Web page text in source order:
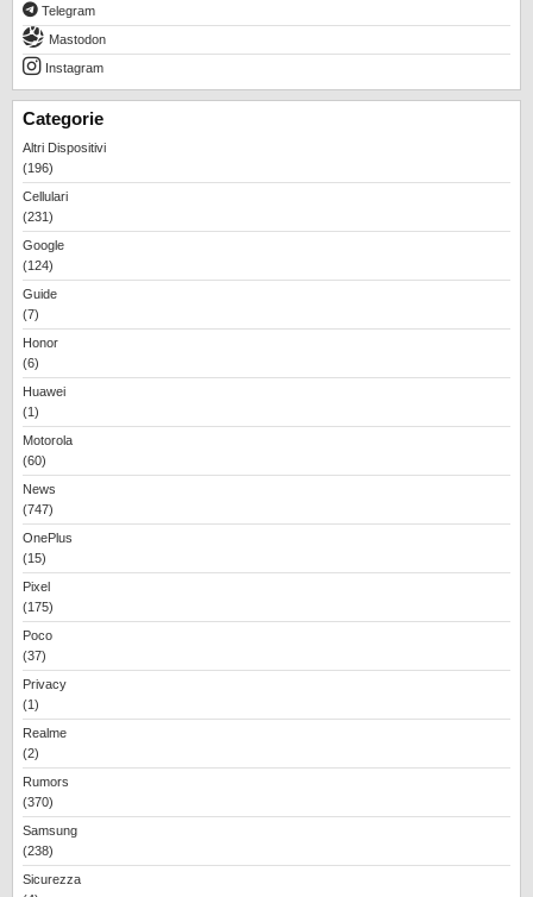
Telegram
Mastodon
Instagram
Categorie
Altri Dispositivi
(196)
Cellulari
(231)
Google
(124)
Guide
(7)
Honor
(6)
Huawei
(1)
Motorola
(60)
News
(747)
OnePlus
(15)
Pixel
(175)
Poco
(37)
Privacy
(1)
Realme
(2)
Rumors
(370)
Samsung
(238)
Sicurezza